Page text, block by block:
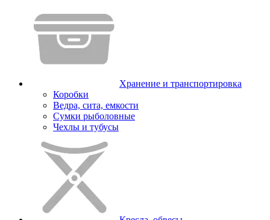
Хранение и транспортировка
Коробки
Ведра, сита, емкости
Сумки рыболовные
Чехлы и тубусы